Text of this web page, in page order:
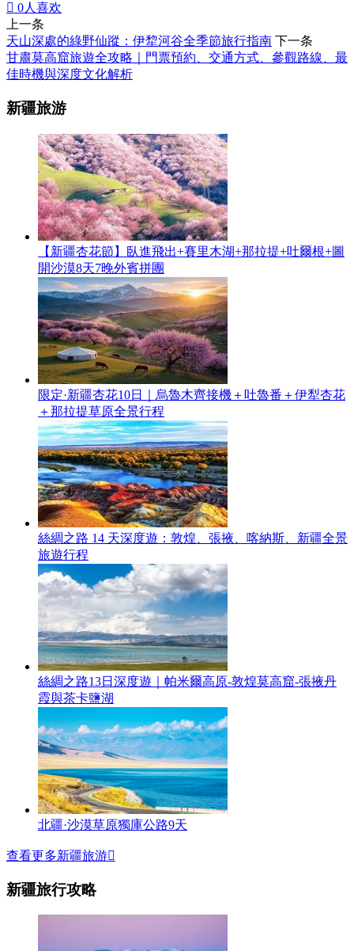
 0人喜欢
上一条
天山深處的綠野仙蹤：伊犂河谷全季節旅行指南 下一条
甘肅莫高窟旅遊全攻略｜門票預約、交通方式、參觀路線、最
佳時機與深度文化解析
新疆旅游
【新疆杏花節】臥進飛出+賽里木湖+那拉提+吐爾根+圖
開沙漠8天7晚外賓拼團
限定·新疆杏花10日｜烏魯木齊接機＋吐魯番＋伊犁杏花
＋那拉提草原全景行程
絲綢之路 14 天深度遊：敦煌、張掖、喀納斯、新疆全景
旅遊行程
絲綢之路13日深度遊｜帕米爾高原-敦煌莫高窟-張掖丹
霞與茶卡鹽湖
北疆·沙漠草原獨庫公路9天
查看更多新疆旅游
新疆旅行攻略